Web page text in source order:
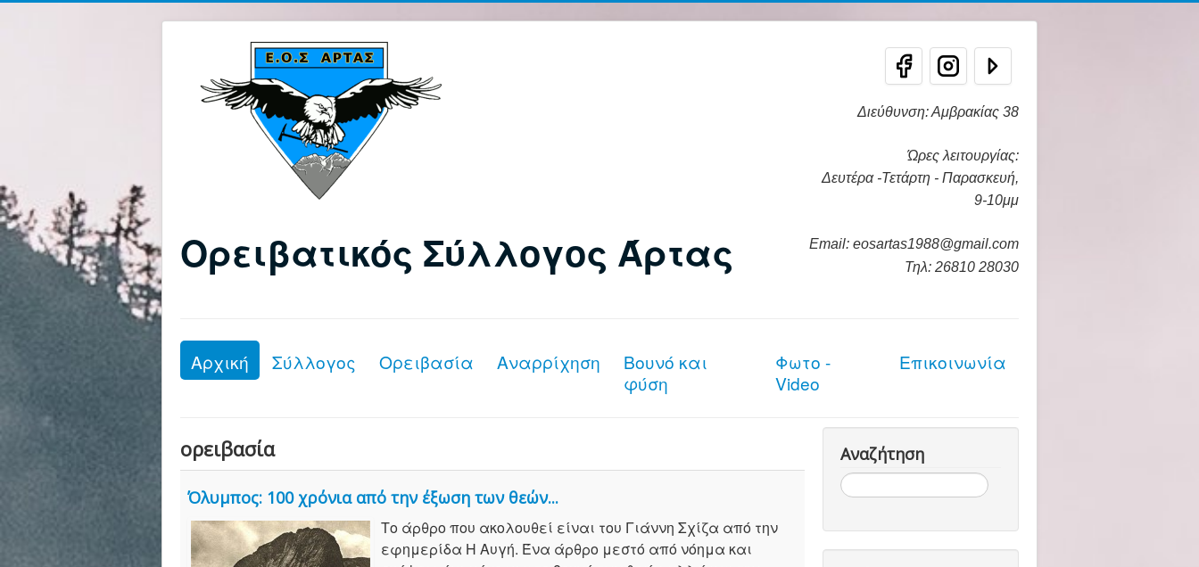
Ορειβατικός Σύλλογος Άρτας
Διεύθυνση: Αμβρακίας 38
Ώρες λειτουργίας:
Δευτέρα -Τετάρτη - Παρασκευή,
9-10μμ
Email: eosartas1988@gmail.com
Τηλ: 26810 28030
Αρχική Σύλλογος Ορειβασία Αναρρίχηση
Βουνό και
φύση
Φωτο -
Video
Επικοινωνία
ορειβασία
Όλυμπος: 100 χρόνια από την έξωση των θεών...
Το άρθρο που ακολουθεί είναι του Γιάννη Σχίζα από την
εφημερίδα Η Αυγή. Ένα άρθρο μεστό από νόημα και
Αναζήτηση
Αναζήτηση...